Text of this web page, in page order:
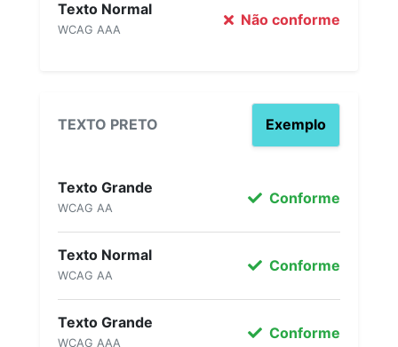
Texto Normal
WCAG AAA
Não conforme
TEXTO PRETO Exemplo
Texto Grande
WCAG AA
Conforme
Texto Normal
WCAG AA
Conforme
Texto Grande
WCAG AAA
Conforme